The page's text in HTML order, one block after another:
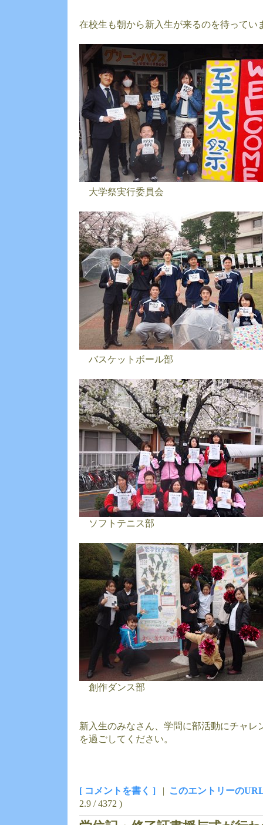
在校生も朝から新入生が来るのを待ってい
大学祭実行委員会
バスケットボール部
ソフトテニス部
創作ダンス部
新入生のみなさん、学問に部活動にチャレ
を過ごしてください。
[ コメントを書く ] | このエントリーの
2.9 / 4372 )